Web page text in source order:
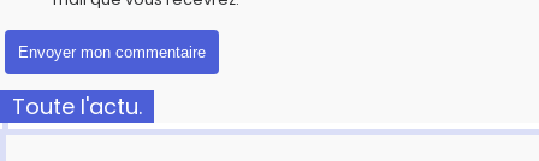
Toute l'actu.